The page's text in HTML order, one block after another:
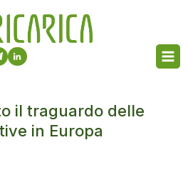
il traguardo delle
in Europa